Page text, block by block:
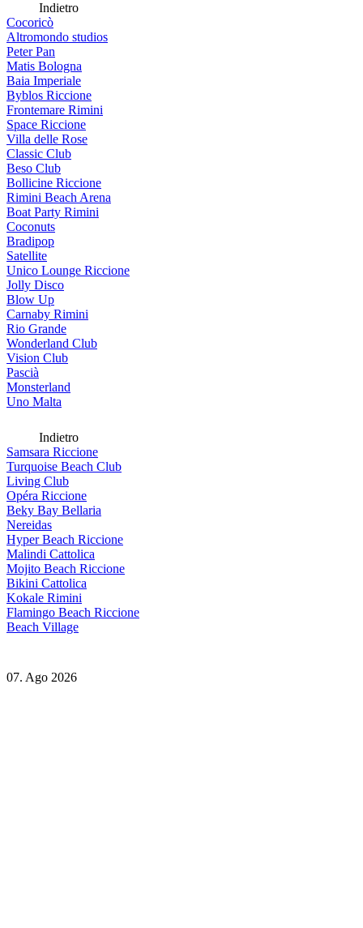
Indietro
Cocoricò
Altromondo studios
Peter Pan
Matis Bologna
Baia Imperiale
Byblos Riccione
Frontemare Rimini
Space Riccione
Villa delle Rose
Classic Club
Beso Club
Bollicine Riccione
Rimini Beach Arena
Boat Party Rimini
Coconuts
Bradipop
Satellite
Unico Lounge Riccione
Jolly Disco
Blow Up
Carnaby Rimini
Rio Grande
Wonderland Club
Vision Club
Pascià
Monsterland
Uno Malta
Indietro
Samsara Riccione
Turquoise Beach Club
Living Club
Opéra Riccione
Beky Bay Bellaria
Nereidas
Hyper Beach Riccione
Malindi Cattolica
Mojito Beach Riccione
Bikini Cattolica
Kokale Rimini
Flamingo Beach Riccione
Beach Village
07. Ago 2026